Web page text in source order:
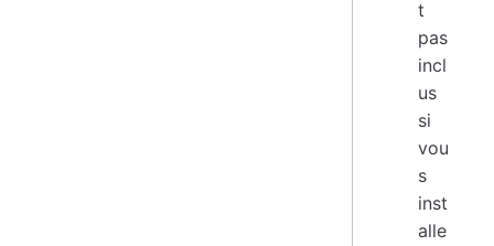
t
pas
incl
us
si
vou
s
inst
alle